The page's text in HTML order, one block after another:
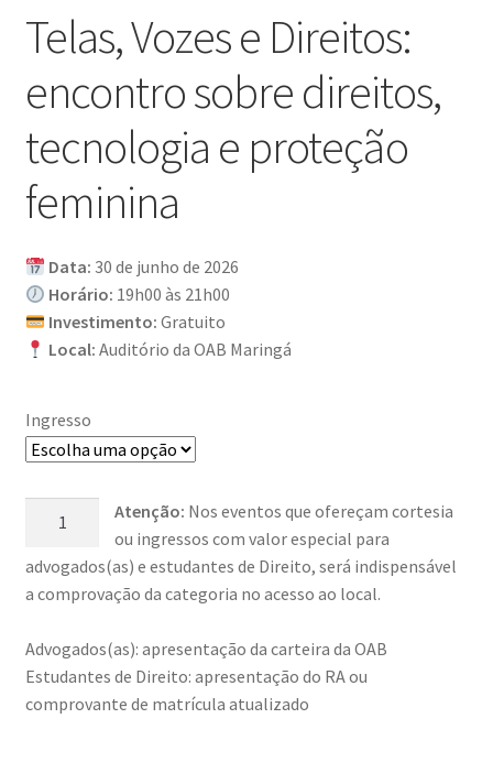
Telas, Vozes e Direitos:
encontro sobre direitos,
tecnologia e proteção
feminina
Data: 30 de junho de 2026
Horário: 19h00 às 21h00
Investimento: Gratuito
Local: Auditório da OAB Maringá
Ingresso
e
Direitos:
sobre
direitos,
tecnologia
Atenção: Nos eventos que ofereçam cortesia
ou ingressos com valor especial para
advogados(as) e estudantes de Direito, será indispensável
a comprovação da categoria no acesso ao local.
Advogados(as): apresentação da carteira da OAB
Estudantes de Direito: apresentação do RA ou
comprovante de matrícula atualizado